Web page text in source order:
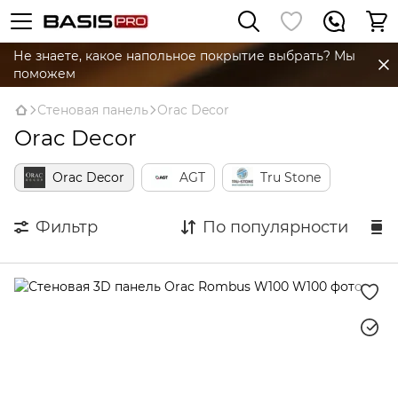
Не знаете, какое напольное покрытие выбрать? Мы
поможем
Стеновая панель Orac Decor
Orac Decor
Orac Decor AGT Tru Stone
Фильтр По популярности